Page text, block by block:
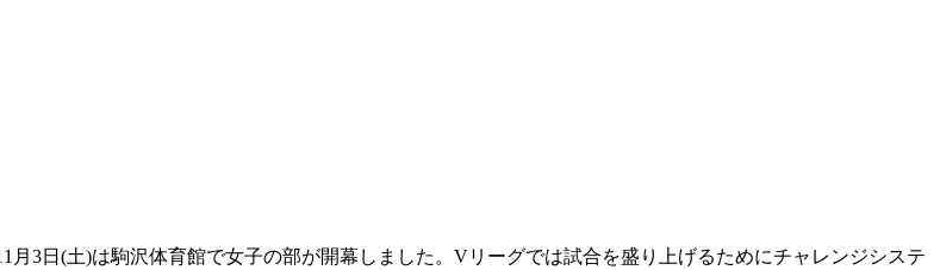
3日(土)は駒沢体育館で女子の部が開幕しました。Vリーグでは試合を盛り上げるためにチャレンジシステ